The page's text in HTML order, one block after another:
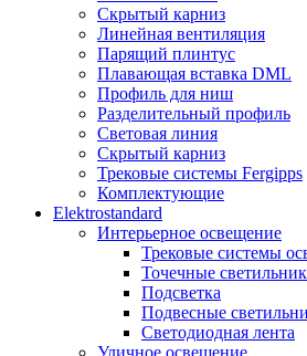
Скрытый карниз
Линейная вентиляция
Парящий плинтус
Плавающая вставка DML
Профиль для ниш
Разделительный профиль
Световая линия
Скрытый карниз
Трековые системы Fergipps
Комплектующие
Elektrostandard
Интерьерное освещение
Трековые системы
Точечные
Подсветка
Подвесные
Светодиодная лента
Уличное освещение